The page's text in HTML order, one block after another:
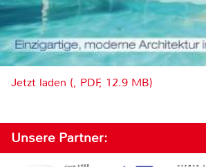
Jetzt laden (, PDF, 12.9 MB)
Unsere Partner: